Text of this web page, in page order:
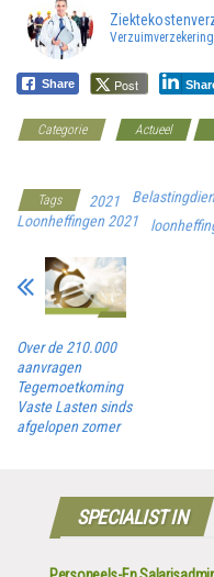
Verzuimverzekering
Share Post
Categorie Actueel
Tags 2021
Loonheffingen 2021
Over de 210.000
aanvragen
Tegemoetkoming
Vaste Lasten sinds
afgelopen zomer
SPECIALIST IN